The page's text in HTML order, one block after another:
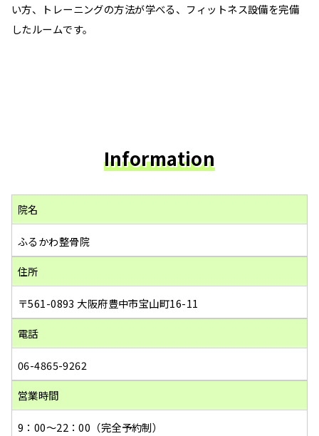
い方、トレーニングの方法が学べる、フィットネス設備を完備
したルームです。
Information
院名
ふるかわ整骨院
住所
〒561-0893 大阪府豊中市宝山町16-11
電話
06-4865-9262
営業時間
9：00～22：00（完全予約制）